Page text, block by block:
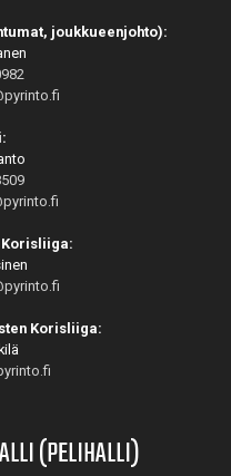
joukkueenjohto):
Korisliiga:
Korisliiga:
(PELIHALLI)